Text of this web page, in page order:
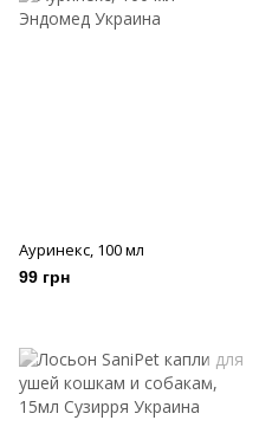
Ауринекс, 100 мл
99 грн